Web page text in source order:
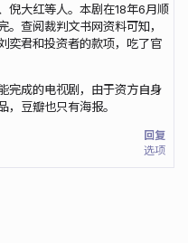
倪大红等人。本剧在18年6月顺
查阅裁判文书网资料可知，
奕君和投资者的款项，吃了官
完成的电视剧，由于资方自身
豆瓣也只有海报。
回复
选项